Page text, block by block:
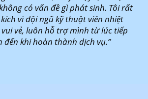
có vấn đề gì phát sinh. Tôi rất
vì đội ngũ kỹ thuật viên nhiệt
vẻ, luôn hỗ trợ mình từ lúc tiếp
đến khi hoàn thành dịch vụ.”